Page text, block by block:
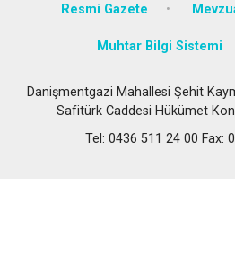
Resmi Gazete
Muhtar Bilgi Sistemi
Danişmentgazi Mahallesi Şehit
Safitürk Caddesi Hükümet
Tel: 0436 511 24 00 Fax: